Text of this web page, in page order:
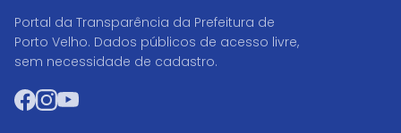
Portal da Transparência da Prefeitura de
Porto Velho. Dados públicos de acesso livre,
sem necessidade de cadastro.
Facebook
Instagram
YouTube